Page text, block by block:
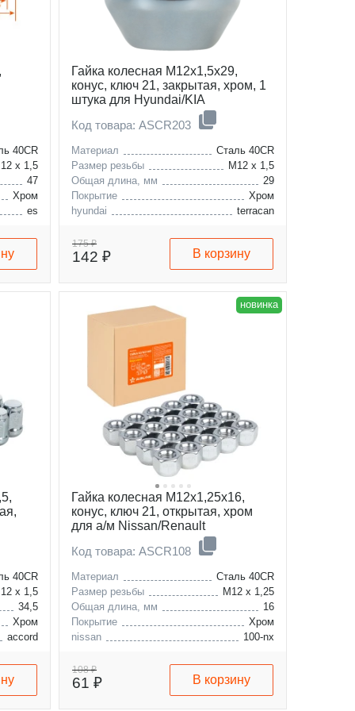
40CR
x 1,5
47
Хром
es
Гайка колесная M12x1,5x29,
конус, ключ 21, закрытая, хром, 1
штука для Hyundai/KIA
Код товара: ASCR203
Материал
Сталь 40CR
Размер резьбы
M12 x 1,5
Общая длина, мм
29
Покрытие
Хром
hyundai
terracan
175 ₽
142 ₽ В корзину
40CR
x 1,5
34,5
Хром
accord
новинка
Гайка колесная M12x1,25x16,
конус, ключ 21, открытая, хром
для а/м Nissan/Renault
Код товара: ASCR108
Материал
Сталь 40CR
Размер резьбы
M12 x 1,25
Общая длина, мм
16
Покрытие
Хром
nissan
100-nx
smart
fairlady-z
datsun
almera
108 ₽
61 ₽ В корзину